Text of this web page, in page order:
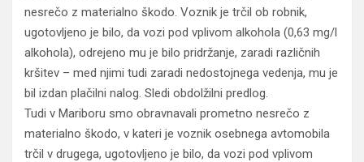
nesrečo z materialno škodo. Voznik je trčil ob robnik,
ugotovljeno je bilo, da vozi pod vplivom alkohola (0,63 mg/l
alkohola), odrejeno mu je bilo pridržanje, zaradi različnih
kršitev – med njimi tudi zaradi nedostojnega vedenja, mu je
bil izdan plačilni nalog. Sledi obdolžilni predlog.
Tudi v Mariboru smo obravnavali prometno nesrečo z
materialno škodo, v kateri je voznik osebnega avtomobila
trčil v drugega, ugotovljeno je bilo, da vozi pod vplivom